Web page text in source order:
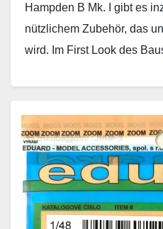
Hampden B Mk. I gibt es
nützlichem Zubehör, das
wird. Im First Look des